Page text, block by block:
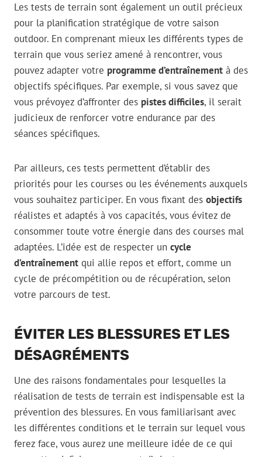
Les tests de terrain sont également un outil précieux
pour la planification stratégique de votre saison
outdoor. En comprenant mieux les différents types de
terrain que vous seriez amené à rencontrer, vous
pouvez adapter votre programme d’entraînement à des
objectifs spécifiques. Par exemple, si vous savez que
vous prévoyez d’affronter des pistes difficiles, il serait
judicieux de renforcer votre endurance par des
séances spécifiques.
Par ailleurs, ces tests permettent d’établir des
priorités pour les courses ou les événements auxquels
vous souhaitez participer. En vous fixant des objectifs
réalistes et adaptés à vos capacités, vous évitez de
consommer toute votre énergie dans des courses mal
adaptées. L’idée est de respecter un cycle
d’entraînement qui allie repos et effort, comme un
cycle de précompétition ou de récupération, selon
votre parcours de test.
ÉVITER LES BLESSURES ET LES
DÉSAGRÉMENTS
Une des raisons fondamentales pour lesquelles la
réalisation de tests de terrain est indispensable est la
prévention des blessures. En vous familiarisant avec
les différentes conditions et le terrain sur lequel vous
ferez face, vous aurez une meilleure idée de ce qui